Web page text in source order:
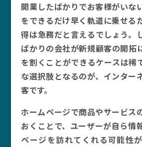
開業したばかりでお客様がいな
をできるだけ早く軌道に乗せる
得は急務だと言えるでしょう。
ばかりの会社が新規顧客の開拓
を割くことができるケースは稀
な選択肢となるのが、インター
客です。
ホームページで商品やサービス
おくことで、ユーザーが自ら情
ページを訪れてくれる可能性